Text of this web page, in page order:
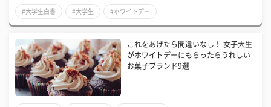
#大学生白書 #大学生 #ホワイトデー
これをあげたら間違いなし！ 女子大生
がホワイトデーにもらったらうれしい
お菓子ブランド9選